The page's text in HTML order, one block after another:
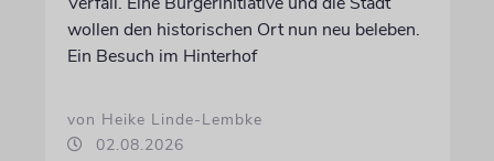
wollen den historischen Ort nun neu beleben.
Ein Besuch im Hinterhof
von Heike Linde-Lembke
02.08.2026